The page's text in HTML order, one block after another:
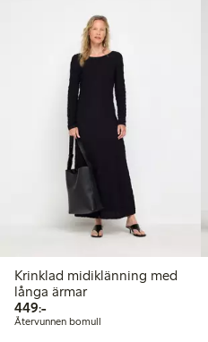
Krinklad midiklänning med
långa ärmar
449:-449,00 kr
Återvunnen bomull